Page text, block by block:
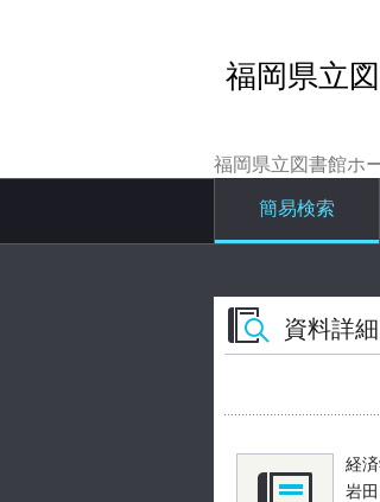
福岡県立
福岡県立図書館ホ
簡易検索
資料詳細
経
岩